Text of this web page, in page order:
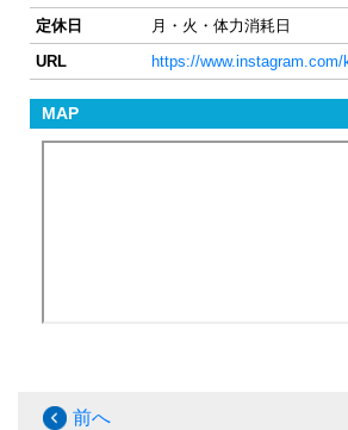
定休日
月・火・体力消耗日
URL
https://
MAP
前へ